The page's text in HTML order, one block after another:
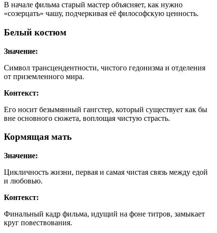
В начале фильма старый мастер объясняет, как нужно
«созерцать» чашу, подчеркивая её философскую ценность.
Белый костюм
Значение:
Символ трансцендентности, чистого гедонизма и отделения
от приземленного мира.
Контекст:
Его носит безымянный гангстер, который существует как бы
вне основного сюжета, воплощая чистую страсть.
Кормящая мать
Значение:
Цикличность жизни, первая и самая чистая связь между едой
и любовью.
Контекст:
Финальный кадр фильма, идущий на фоне титров, замыкает
круг повествования.